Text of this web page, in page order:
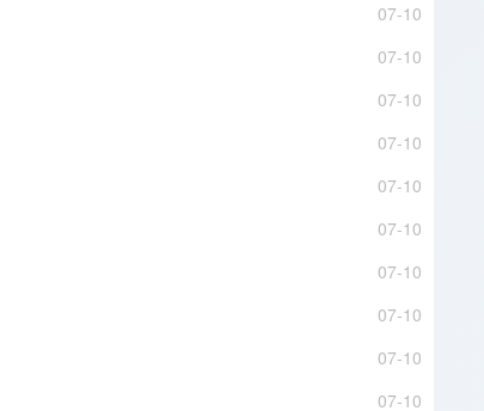
07-10
07-10
07-10
07-10
07-10
07-10
07-10
07-10
07-10
07-10